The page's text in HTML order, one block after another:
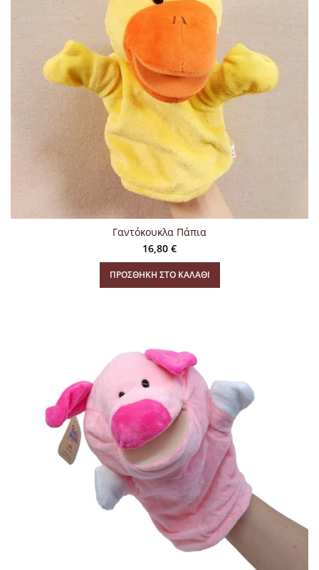
Γαντόκουκλα Πάπια
16,80 €
ΠΡΟΣΘΉΚΗ ΣΤΟ ΚΑΛΆΘΙ